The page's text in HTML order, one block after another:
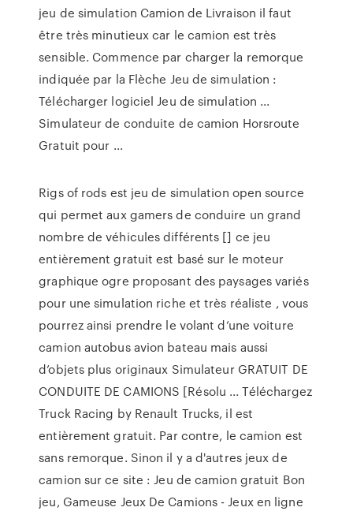
jeu de simulation Camion de Livraison il faut
être très minutieux car le camion est très
sensible. Commence par charger la remorque
indiquée par la Flèche Jeu de simulation :
Télécharger logiciel Jeu de simulation ...
Simulateur de conduite de camion Horsroute
Gratuit pour ...
Rigs of rods est jeu de simulation open source
qui permet aux gamers de conduire un grand
nombre de véhicules différents [] ce jeu
entièrement gratuit est basé sur le moteur
graphique ogre proposant des paysages variés
pour une simulation riche et très réaliste , vous
pourrez ainsi prendre le volant d’une voiture
camion autobus avion bateau mais aussi
d’objets plus originaux Simulateur GRATUIT DE
CONDUITE DE CAMIONS [Résolu ... Téléchargez
Truck Racing by Renault Trucks, il est
entièrement gratuit. Par contre, le camion est
sans remorque. Sinon il y a d'autres jeux de
camion sur ce site : Jeu de camion gratuit Bon
jeu, Gameuse Jeux De Camions - Jeux en ligne